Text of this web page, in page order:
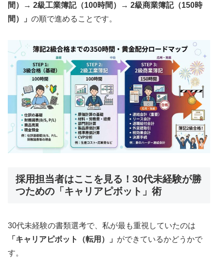
間）→ 2級工業簿記（100時間）→ 2級商業簿記（150時
間）」 の順で進めることです。
採用担当者はここを見る！30代未経験が勝
つための「キャリアピボット」術
30代未経験の書類選考で、私が最も重視していたのは
「キャリアピボット（転用）」 ができているかどうかで
す。